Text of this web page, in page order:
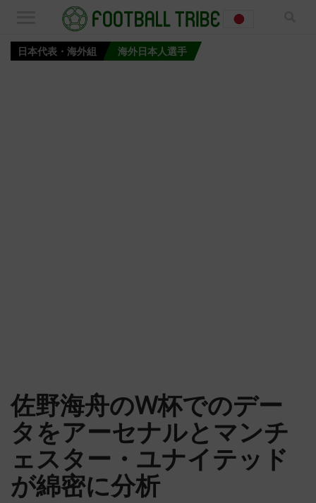
日本代表・海外組 海外日本人選手
佐野海舟のW杯でのデー
タをアーセナルとマンチ
ェスター・ユナイテッド
が綿密に分析